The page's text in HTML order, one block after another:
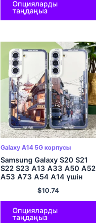
Опцияларды
таңдаңыз
Galaxy A14 5G корпусы
Samsung Galaxy S20 S21
S22 S23 A13 A33 A50 A52
A53 A73 A54 A14 үшін
қапшық жапон аниме
қолмен боялған үй
декорациясы
$10.74
Опцияларды
таңдаңыз